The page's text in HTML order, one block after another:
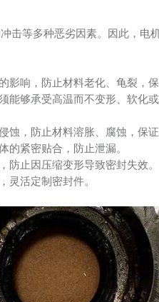
击等多种恶劣因素。因此，电
响，防止材料老化、龟裂，保
能够承受高温而不变形、软化
，防止材料溶胀、腐蚀，保证
的紧密贴合，防止泄漏。
防止因压缩变形导致密封失效。
灵活定制密封件。